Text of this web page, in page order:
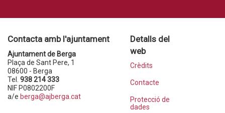
Contacta amb l'ajuntament
Ajuntament de Berga
Plaça de Sant Pere, 1
08600 - Berga
Tel. 938 214 333
NIF P0802200F
a/e berga@ajberga.cat
Detalls del
web
Crèdits
Contacte
Protecció de
dades